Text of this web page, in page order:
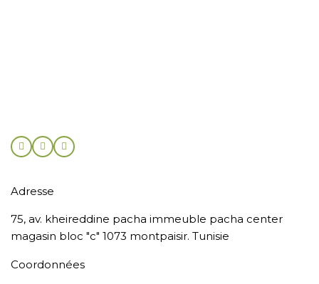
Adresse
75, av. kheireddine pacha immeuble pacha center
magasin bloc "c" 1073 montpaisir. Tunisie
Coordonnées